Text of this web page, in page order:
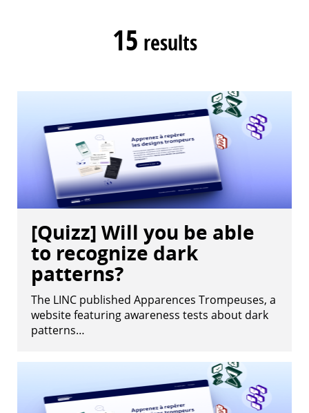
15 results
[Quizz] Will you be able
to recognize dark
patterns?
The LINC published Apparences Trompeuses, a
website featuring awareness tests about dark
patterns…